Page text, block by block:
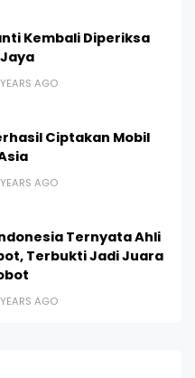
Kembali Diperiksa
AGO
Ciptakan Mobil
AGO
Ternyata Ahli
Terbukti Jadi Juara
AGO